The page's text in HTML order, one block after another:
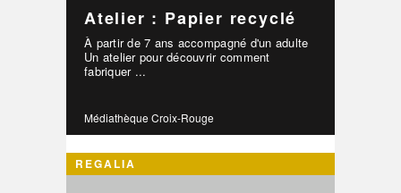
Atelier : Papier recyclé
À partir de 7 ans accompagné d'un adulte
Un atelier pour découvrir comment
fabriquer ...
Médiathèque Croix-Rouge
REGALIA